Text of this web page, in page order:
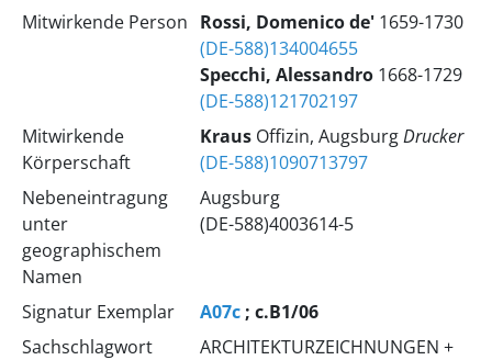
Mitwirkende Person Rossi, Domenico de'1659-1730
(DE-588)134004655
Specchi, Alessandro1668-1729
(DE-588)121702197
Mitwirkende
Körperschaft
KrausOffizin, AugsburgDrucker
(DE-588)1090713797
Nebeneintragung
unter
geographischem
Namen
Augsburg
(DE-588)4003614-5
Signatur Exemplar A07c; c.B1/06
Sachschlagwort
ARCHITEKTURZEICHNUNGEN +